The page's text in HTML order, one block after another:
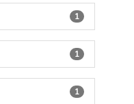
1
1
1